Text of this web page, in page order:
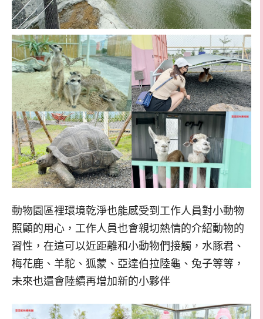
動物園區裡環境乾淨也能感受到工作人員對小動物
照顧的用心，工作人員也會親切熱情的介紹動物的
習性，在這可以近距離和小動物們接觸，水豚君、
梅花鹿、羊駝、狐蒙、亞達伯拉陸龜、兔子等等，
未來也還會陸續再增加新的小夥伴